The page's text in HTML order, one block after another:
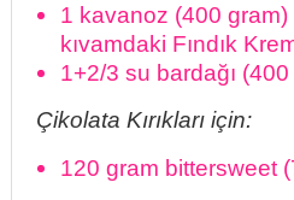
1 kavanoz (400 gram)
kıvamdaki Fındık
1+2/3 su bardağı
Çikolata Kırıkları için:
120 gram bittersweet